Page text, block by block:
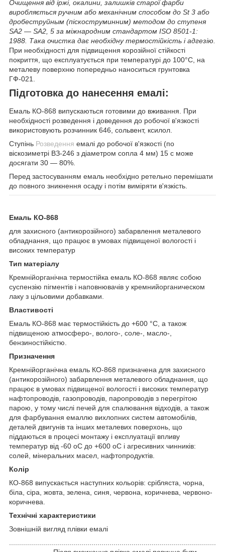
Очищення від іржі, окалини, залишків старої фарби
виробляється ручним або механічним способом до St 3 або
дробеструйным (піскоструминним) методом до ступеня
SA2 — SA2, 5 за міжнародним стандартом ISO 8501-1:
1988. Така очистка дає необхідну термостійкість і адгезію.
При необхідності для підвищення корозійної стійкості
покриття, що експлуатується при температурі до 100°С, на
металеву поверхню попередньо наноситься грунтовка
ГФ-021.
Підготовка до нанесення емалі:
Емаль КО-868 випускаються готовими до вживання. При
необхідності розведення і доведення до робочої в'язкості
використовують розчинник 646, сольвент, ксилол.
Ступінь Розведення емалі до робочої в'язкості (по
віскозиметрі ВЗ-246 з діаметром сопла 4 мм) 15 с може
досягати 30 — 80%.
Перед застосуванням емаль необхідно ретельно перемішати
до повного зникнення осаду і потім виміряти в'язкість.
Емаль КО-868
для захисного (антикорозійного) забарвлення металевого
обладнання, що працює в умовах підвищеної вологості і
високих температур
Тип матеріалу
Кремнійорганічна термостійка емаль КО-868 являє собою
суспензію пігментів і наповнювачів у кремнийорганическом
лаку з цільовими добавками.
Властивості
Емаль КО-868 має термостійкість до +600 °С, а також
підвищеною атмосферо-, волого-, соле-, масло-,
бензиностійкістю.
Призначення
Кремнійорганічна емаль КО-868 призначена для захисного
(антикорозійного) забарвлення металевого обладнання, що
працює в умовах підвищеної вологості і високих температур
нафтопроводів, газопроводів, паропроводів з перегрітою
парою, у тому числі печей для спалювання відходів, а також
для фарбування емаллю вихлопних систем автомобілів,
деталей двигунів та інших металевих поверхонь, що
піддаються в процесі монтажу і експлуатації впливу
температур від -60 оС до +600 оС і агресивних чинників:
солей, мінеральних масел, нафтопродуктів.
Колір
КО-868 випускається наступних кольорів: срібляста, чорна,
біла, сіра, жовта, зелена, синя, червона, коричнева, червоно-
коричнева.
Технічні характеристики
Зовнішній вигляд плівки емалі